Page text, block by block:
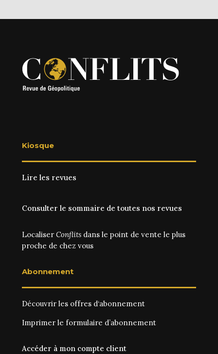
Kiosque
Lire les revues
Consulter le sommaire de toutes nos revues
Localiser Conflitsdans le point de vente le plus
proche de chez vous
Abonnement
Découvrir les offres d‘abonnement
Imprimer le formulaire d’abonnement
Accéder à mon compte client